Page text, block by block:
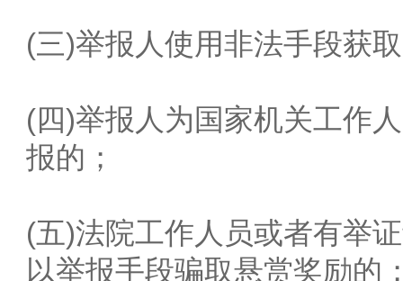
(三)举报人使用非法手段获
(四)举报人为国家机关工作
报的；
(五)法院工作人员或者有举
以举报手段骗取悬赏奖励的